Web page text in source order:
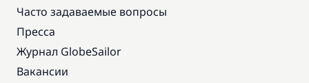
Часто задаваемые вопросы
Пресса
Журнал GlobeSailor
Вакансии